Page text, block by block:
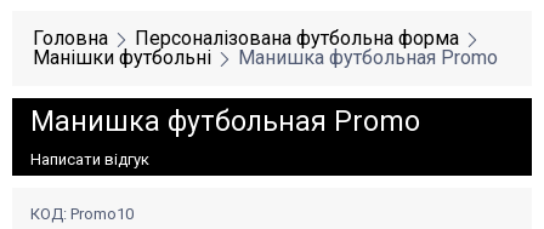
Головна
Персоналізована футбольна форма
Манішки футбольні
Манишка футбольная Promo
Манишка футбольная Promo
Написати відгук
КОД: Promo10